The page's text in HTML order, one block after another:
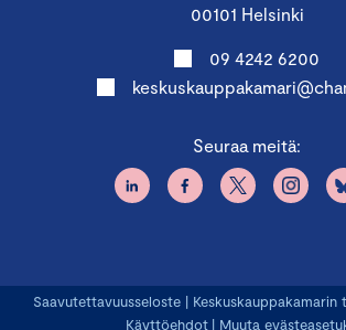
00101 Helsinki
09 4242 6200
Seuraa meitä:
Saavutettavuusseloste | Keskuskauppakamarin
Käyttöehdot | Muuta